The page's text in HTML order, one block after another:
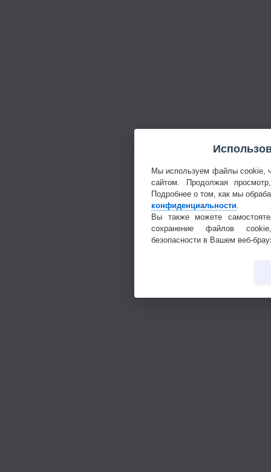
Мы используем файлы cookie,
сайтом. Продолжая
Подробнее о том, как мы
конфиденциальности
Вы также можете
сохранение файлов
безопасности в Вашем веб-